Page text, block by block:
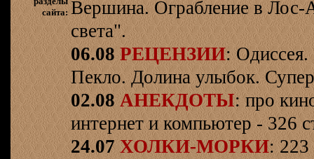
сайта: Вершина. Ограбление в Лос-
света".
06.08 РЕЦЕНЗИИ:
Пекло. Долина улыбок.
02.08 АНЕКДОТЫ: про
интернет и компьютер - 326
24.07 ХОЛКИ-МОРКИ: 223